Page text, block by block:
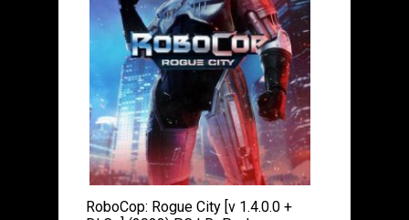
RoboCop: Rogue City [v 1.4.0.0 +